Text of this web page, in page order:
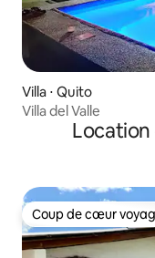
Villa ⋅ Quito
Villa del Valle
Location
Coup de cœur
Coup de cœur